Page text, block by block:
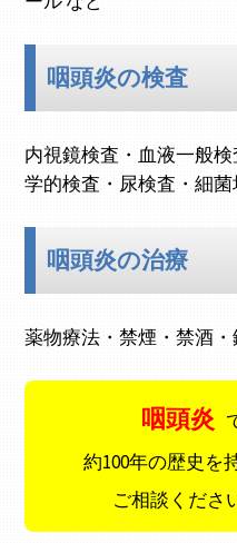
咽頭炎の検査
内視鏡検査・血液一般
学的検査・尿検査・細
咽頭炎の治療
薬物療法・禁煙・禁酒
咽頭炎
約100年の歴史を
ご相談くださ